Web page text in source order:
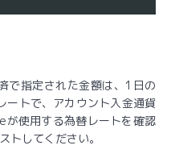
で指定された金額は、1日の
ートで、アカウント入金通貨
が使用する為替レートを確認
トしてください。